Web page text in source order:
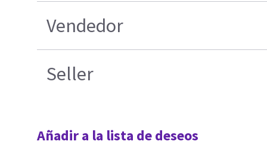
Vendedor
Seller
Añadir a la lista de deseos